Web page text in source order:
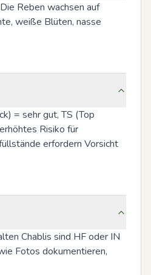
Reben wachsen auf
weiße Blüten, nasse
= sehr gut, TS (Top
Risiko für
erfordern Vorsicht
Chablis sind HF oder IN
Fotos dokumentieren,